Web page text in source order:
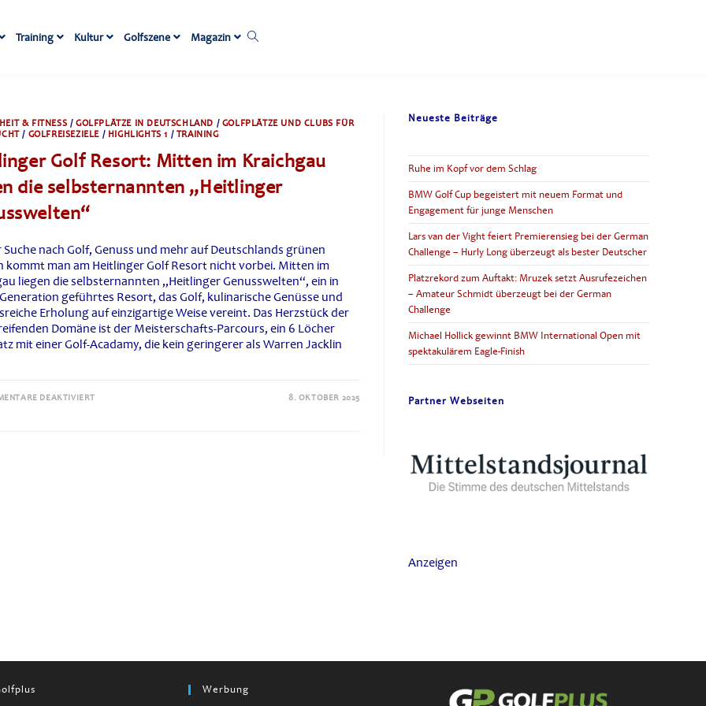
Training Kultur Golfszene Magazin
Website-
& FITNESS /GOLFPLÄTZE IN DEUTSCHLAND / GOLFPLÄTZE UND CLUBS FÜR
/ GOLFREISEZIELE / HIGHLIGHTS 1 / TRAINING
Golf Resort: Mitten im Kraichgau
die selbsternannten „Heitlinger
Suche nach Golf, Genuss und mehr auf Deutschlands grünen
kommt man am Heitlinger Golf Resort nicht vorbei. Mitten im
liegen die selbsternannten „Heitlinger Genusswelten“, ein in
geführtes Resort, das Golf, kulinarische Genüsse und
Erholung auf einzigartige Weise vereint. Das Herzstück der
Domäne ist der Meisterschafts-Parcours, ein 6 Löcher
mit einer Golf-Acadamy, die kein geringerer als Warren Jacklin
DEAKTIVIERT 8. OKTOBER 2025
Neueste Beiträge
Ruhe im Kopf vor dem Schlag
BMW Golf Cup begeistert mit neuem Format und
Engagement für junge Menschen
Lars van der Vight feiert Premierensieg bei der German
Challenge – Hurly Long überzeugt als bester Deutscher
Platzrekord zum Auftakt: Mruzek setzt Ausrufezeichen
– Amateur Schmidt überzeugt bei der German
Challenge
Michael Hollick gewinnt BMW International Open mit
spektakulärem Eagle-Finish
Partner Webseiten
Anzeigen
Werbung